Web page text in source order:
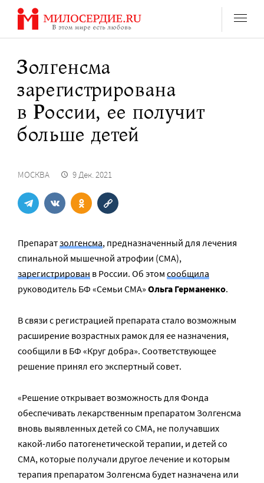
Перейти
содержанию
Золгенсма
зарегистрирована
в России, ее получит
больше детей
МОСКВА 9 Дек. 2021
Препаратзолгенсма, предназначенный для лечения
спинальной мышечной атрофии (СМА),
зарегистрирован в России. Об этом сообщила
руководитель БФ «Семьи СМА» Ольга Германенко.
В связи с регистрацией препарата стало возможным
расширение возрастных рамок для ее назначения,
сообщили в БФ «Круг добра». Соответствующее
решение принял его экспертный совет.
«Решение открывает возможность для Фонда
обеспечивать лекарственным препаратом Золгенсма
вновь выявленных детей со СМА, не получавших
какой-либо патогенетической терапии, и детей со
СМА, которые получали другое лечение и которым
терапия препаратом Золгенсма будет назначена или